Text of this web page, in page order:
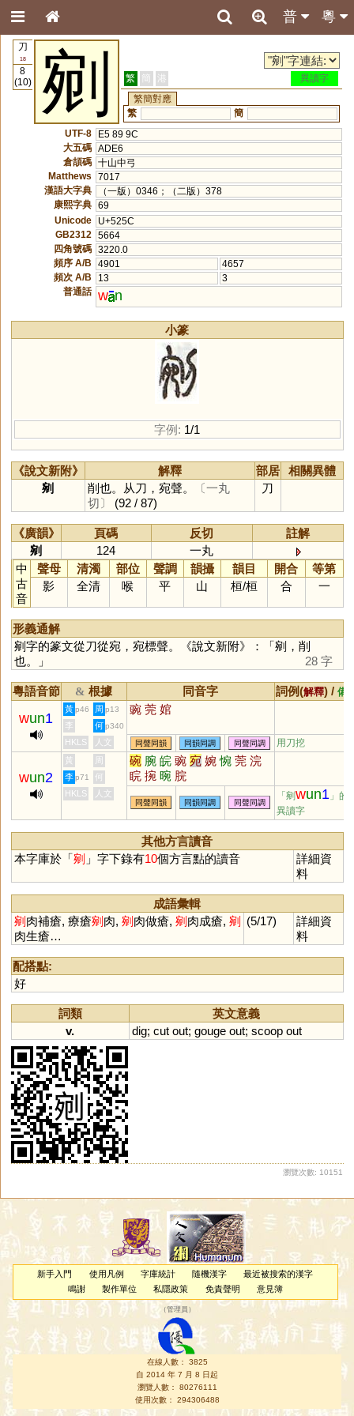
粵
普
刀
18
8
(10)
剜 繁 簡 港
異讀字
繁簡對應
繁
簡
UTF-8
E5 89 9C
大五碼 ADE6
倉頡碼 十山中弓
Matthews
7017
漢語大字典
（一版）0346；（二版）378
康熙字典 69
Unicode
U+525C
GB2312
5664
四角號碼 3220.0
頻序 A/B
4901
4657
頻次 A/B
13
3
普通話 w n
小篆
字例: 1/1
《說文新附》 解釋 部居
相關異體
剜
削也。从刀，宛聲。
〔一丸
切〕
(92 / 87)
刀
《廣韻》 頁碼 反切
註解
剜
124
一丸
中
古
音
聲母 清濁 部位 聲調 韻攝 韻目 開合
等第
影
全清 喉 平 山 桓/桓 合 一
形義通解
剜字的篆文從刀從宛，宛標聲。《說文新附》：「剜，削
也。」
28 字
粵語音節 & 根據 同音字 詞例(解釋) / 備
wun1
黃 p46 周 p13 豌 莞 婠
李 何 p340
HKLS 人文 同聲同韻 同韻同調 同聲同調 用刀挖
wun2
黃 周 碗 腕 皖 豌 宛 婉 惋 莞 浣
睆 捥 晼 脘
李 p71
何
HKLS
人文
同聲同韻 同韻同調 同聲同調
「剜wun1 」的
異讀字
其他方言讀音
本字庫於「剜 」字下錄有10個方言點的讀音
詳細資
料
成語彙輯
剜 肉補瘡, 療瘡剜 肉, 剜 肉做瘡, 剜 肉成瘡, 剜
肉生瘡…
(5/17)
詳細資
料
配搭點:
好
詞類
英文意義
v.
dig; cut out; gouge out; scoop out
瀏覽次數: 10151
新手入門 使用凡例 字庫統計 隨機漢字
最近被搜索的漢字
鳴謝
製作單位 私隱政策 免責聲明 意見簿
（管理員 ）
在線人數： 3825
自 2014 年 7 月 8 日起
瀏覽人數： 80276111
使用次數： 294306488